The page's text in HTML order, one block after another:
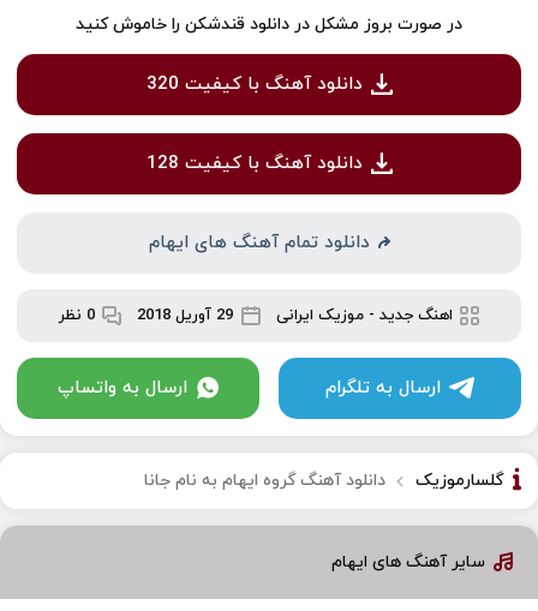
در صورت بروز مشکل در دانلود قندشکن را خاموش کنید
دانلود آهنگ با کیفیت 320
دانلود آهنگ با کیفیت 128
دانلود تمام آهنگ های ایهام
اهنگ جدید -موزیک ایرانی 29 آوریل 2018 0 نظر
ارسال به تلگرام ارسال به واتساپ
گلسارموزیک دانلود آهنگ گروه ایهام به نام جانا
سایر آهنگ های ایهام